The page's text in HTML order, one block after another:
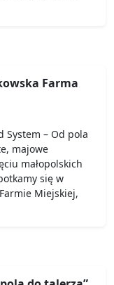
Farma
System – Od pola
majowe
małopolskich
się w
Miejskiej,